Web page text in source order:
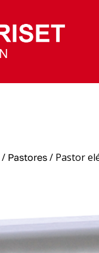
/ Pastores / Pastor